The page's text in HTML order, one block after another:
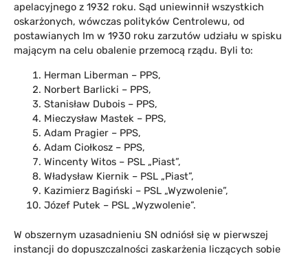
apelacyjnego z 1932 roku. Sąd uniewinnił wszystkich
oskarżonych, wówczas polityków Centrolewu, od
postawianych Im w 1930 roku zarzutów udziału w spisku
mającym na celu obalenie przemocą rządu. Byli to:
Herman Liberman – PPS,
Norbert Barlicki – PPS,
Stanisław Dubois – PPS,
Mieczysław Mastek – PPS,
Adam Pragier – PPS,
Adam Ciołkosz – PPS,
Wincenty Witos – PSL „Piast”,
Władysław Kiernik – PSL „Piast”,
Kazimierz Bagiński – PSL „Wyzwolenie”,
Józef Putek – PSL „Wyzwolenie”.
W obszernym uzasadnieniu SN odniósł się w pierwszej
instancji do dopuszczalności zaskarżenia liczących sobie